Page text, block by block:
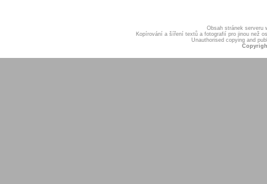
Obsah stránek serveru
Kopírování a šíření textů a fotografií pro jinou než
Unauthorised copying and